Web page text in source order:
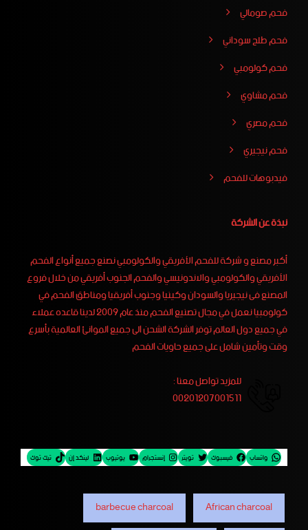
فحم صومالي
فحم طلح سوداني
فحم كولومبي
فحم مشاوي
فحم مصري
فحم نيجيري
فيدبوهات للفحم
نبذة عن الشركة
أكبر مصنع و شركة للفحم الأفريقي والكولومبي نصنع جميع أنواع الفحم
الأفريقي والكولومبي والاندونيسي والفحم الجنوب أفريقي من خلال فروع
المصنع فى نيجيريا والسودان وكينيا وجنوب أفريقيا ومناطق الفحم في
كولومبيا نعمل في مجال تصنيع الفحم منذ عام 2009 لدينا قاعده عملاء
في جميع دول العالم توفر الشركة الشحن الى جميع الموانئ العالمية بأسرع
وقت وتأمين شامل على جميع حاويات الفحم
للمزيد تواصل معنا :
00201207001511
واتساب فيسبوك تويتر إنستجرام يوتيوب لينكد إن تيك توك
African charcoal
barbecue charcoal